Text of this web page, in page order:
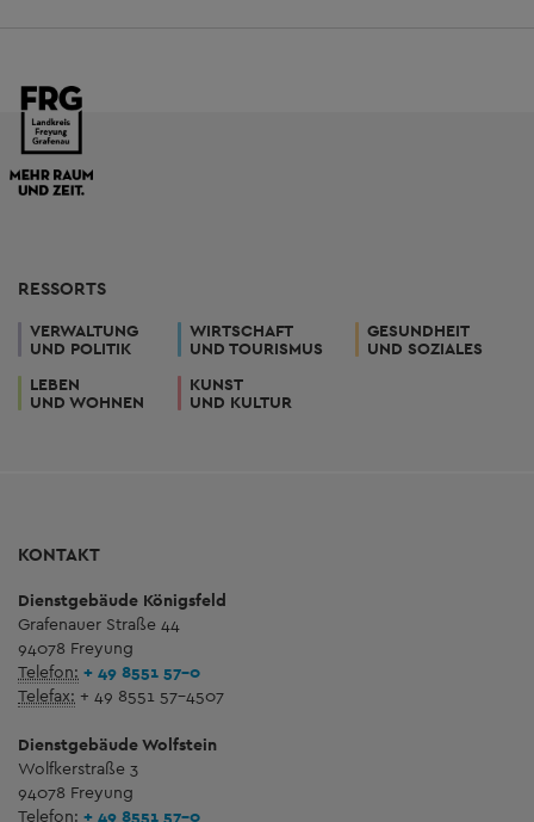
RESSORTS
VERWALTUNG
UND POLITIK
WIRTSCHAFT
UND TOURISMUS
GESUNDHEIT
UND SOZIALES
LEBEN
UND WOHNEN
KUNST
UND KULTUR
KONTAKT
Dienstgebäude Königsfeld
Grafenauer Straße 44
94078 Freyung
Telefon: + 49 8551 57-0
Telefax: + 49 8551 57-4507
Dienstgebäude Wolfstein
Wolfkerstraße 3
94078 Freyung
Telefon: + 49 8551 57-0